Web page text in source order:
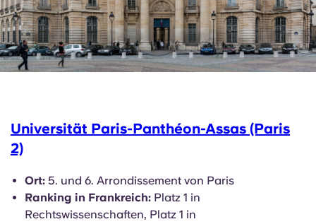
Universität Paris-Panthéon-Assas (Paris